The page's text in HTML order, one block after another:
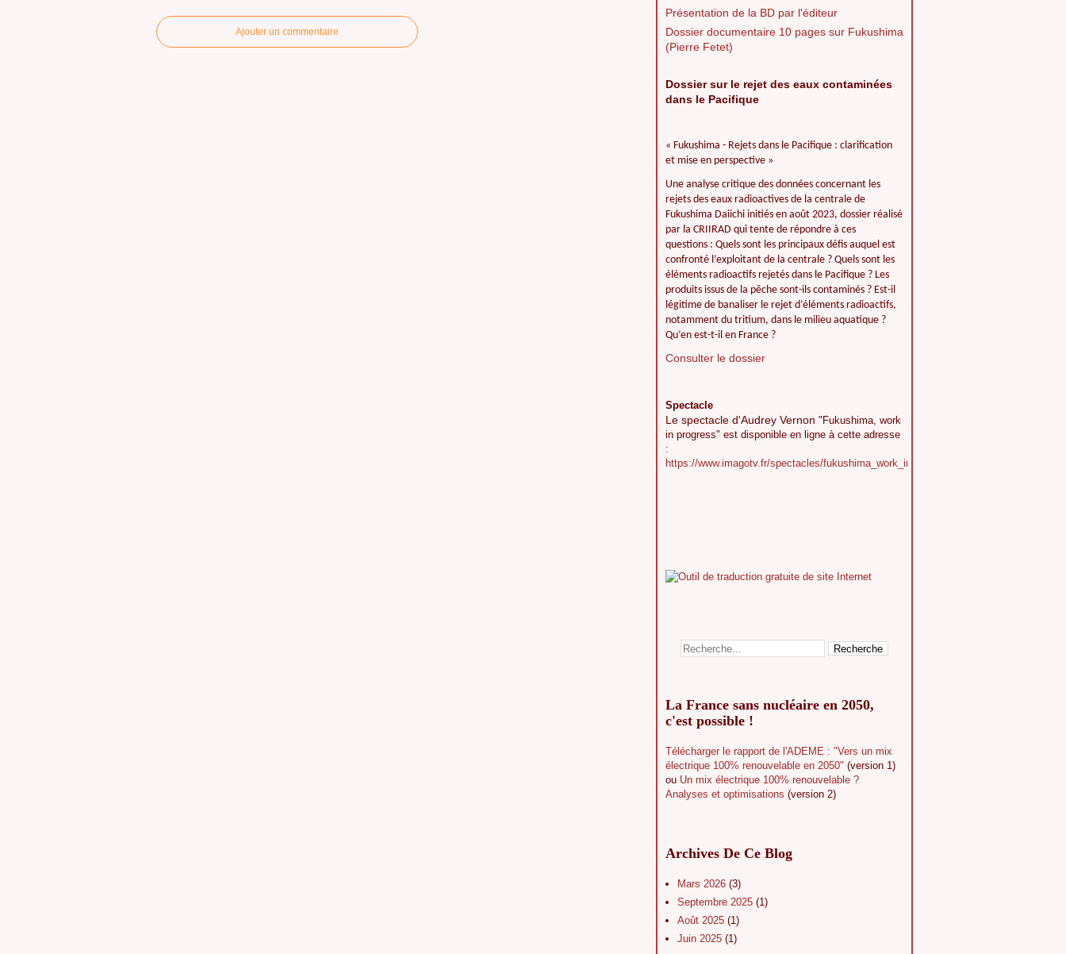
Ajouter un commentaire
Présentation de la BD par l'éditeur
Dossier documentaire 10 pages sur Fukushima
(Pierre Fetet)
Dossier sur le rejet des eaux contaminées
dans le Pacifique
« Fukushima - Rejets dans le Pacifique : clarification
et mise en perspective »
Une analyse critique des données concernant les
rejets des eaux radioactives de la centrale de
Fukushima Daiichi initiés en août 2023, dossier réalisé
par la CRIIRAD qui tente de répondre à ces
questions : Quels sont les principaux défis auquel est
confronté l’exploitant de la centrale ? Quels sont les
éléments radioactifs rejetés dans le Pacifique ? Les
produits issus de la pêche sont-ils contaminés ? Est-il
légitime de banaliser le rejet d’éléments radioactifs,
notamment du tritium, dans le milieu aquatique ?
Qu’en est-t-il en France ?
Consulter le dossier
Spectacle
Le spectacle d'Audrey Vernon "Fukushima, work
in progress" est disponible en ligne à cette adresse
:
https://www.imagotv.fr/spectacles/fukushima_work_in_progress
La France sans nucléaire en 2050,
c'est possible !
Télécharger le rapport de l'ADEME : "Vers un mix
électrique 100% renouvelable en 2050" (version 1)
ou Un mix électrique 100% renouvelable ?
Analyses et optimisations (version 2)
Archives De Ce Blog
Mars 2026 (3)
Septembre 2025 (1)
Août 2025 (1)
Juin 2025 (1)